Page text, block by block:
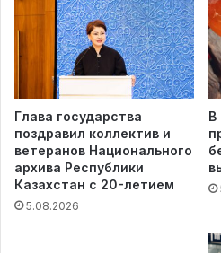
Глава государства
поздравил коллектив и
ветеранов Национального
архива Республики
Казахстан с 20-летием
5.08.2026
В